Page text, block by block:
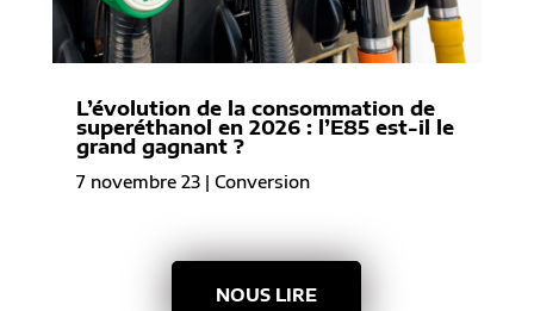
L’évolution de la consommation de
superéthanol en 2026 : l’E85 est-il le
grand gagnant ?
7 novembre 23| Conversion
NOUS LIRE